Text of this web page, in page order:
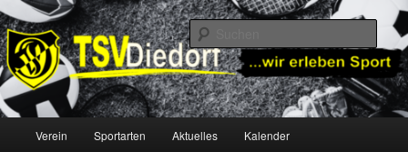
Zum
primären
Inhalt
springen
Zum
sekundären
Inhalt
springenTSV Diedorf
TSV Diedorf e.V.
Verein Sportarten Aktuelles Kalender